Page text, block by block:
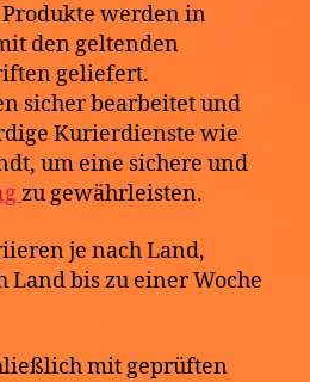
werden in
den geltenden
geliefert.
sicher bearbeitet und
Kurierdienste wie
um eine sichere und
zu gewährleisten.
je nach Land,
Land bis zu einer Woche
mit geprüften